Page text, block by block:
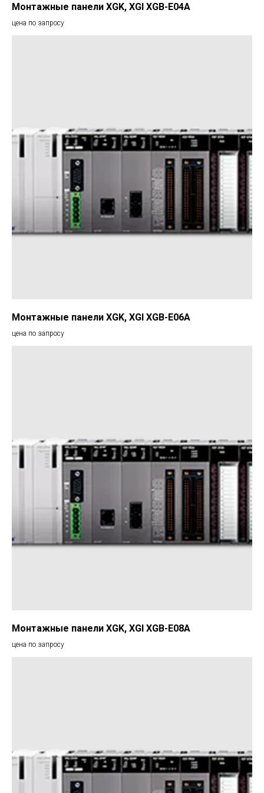
Монтажные панели XGK, XGI XGB-E04A
цена по запросу
Монтажные панели XGK, XGI XGB-E06A
цена по запросу
Монтажные панели XGK, XGI XGB-E08A
цена по запросу